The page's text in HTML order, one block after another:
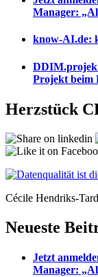
Manager:
know-AI.de:
Projekt beim
Herzstück
Cécile Hendriks-
Neueste
Jetzt
Manager: